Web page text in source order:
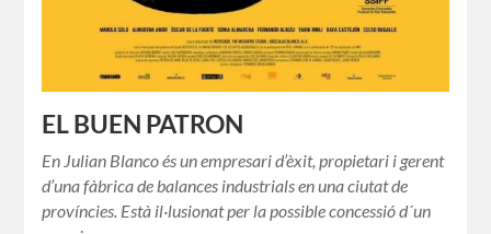
EL BUEN PATRON
En Julian Blanco és un empresari d’èxit, propietari i gerent
d’una fàbrica de balances industrials en una ciutat de
províncies. Està il·lusionat per la possible concessió d´un